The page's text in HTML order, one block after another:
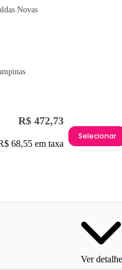
Novas
R$ 472,73
68,55 em taxa
Selecionar
Ver